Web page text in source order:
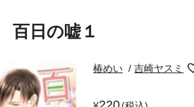
日の嘘１
椿めい 吉崎ヤスミ